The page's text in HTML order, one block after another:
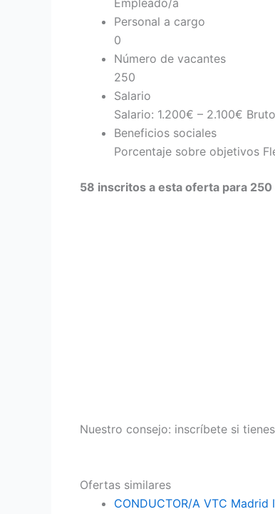
Personal a cargo
0
Número de vacantes
250
Salario
Salario: 1.200€ – 2.100€
Beneficios sociales
Porcentaje sobre objetivos
58 inscritos a esta oferta para
Nuestro consejo: inscríbete si
Ofertas similares
CONDUCTOR/A VTC